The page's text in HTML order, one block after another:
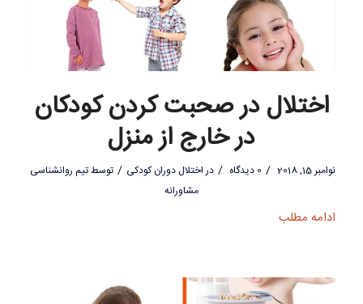
اختلال در صحبت کردن کودکان
در خارج از منزل
نوامبر 15, 2018 / 0 دیدگاه / دراختلال دوران کودکی / توسطتیم روانشناسی
مشاورانه
ادامه مطلب